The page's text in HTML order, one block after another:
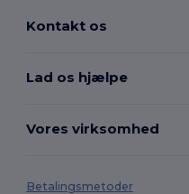
Kontakt os
Lad os hjælpe
Vores virksomhed
Betalingsmetoder